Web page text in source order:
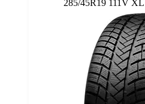
285/45R19 111V XL